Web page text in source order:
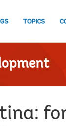
TOPICS